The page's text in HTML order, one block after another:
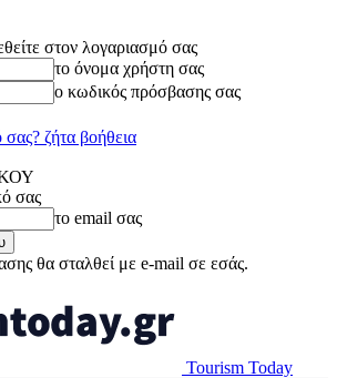
στον λογαριασμό σας
το όνομα χρήστη σας
ο κωδικός πρόσβασης σας
ζήτα βοήθεια
σας
το email σας
θα σταλθεί με e-mail σε εσάς.
Tourism Today